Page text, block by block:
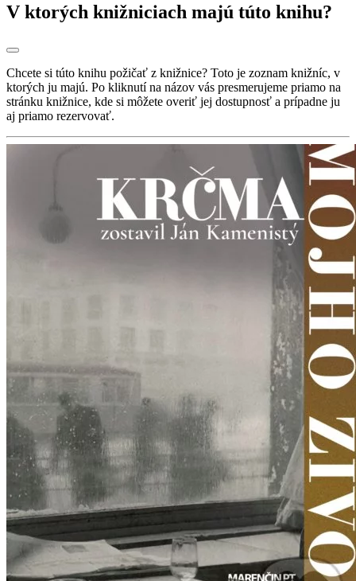
V ktorých knižniciach majú túto knihu?
Chcete si túto knihu požičať z knižnice? Toto je zoznam knižníc, v
ktorých ju majú. Po kliknutí na názov vás presmerujeme priamo na
stránku knižnice, kde si môžete overiť jej dostupnosť a prípadne ju
aj priamo rezervovať.